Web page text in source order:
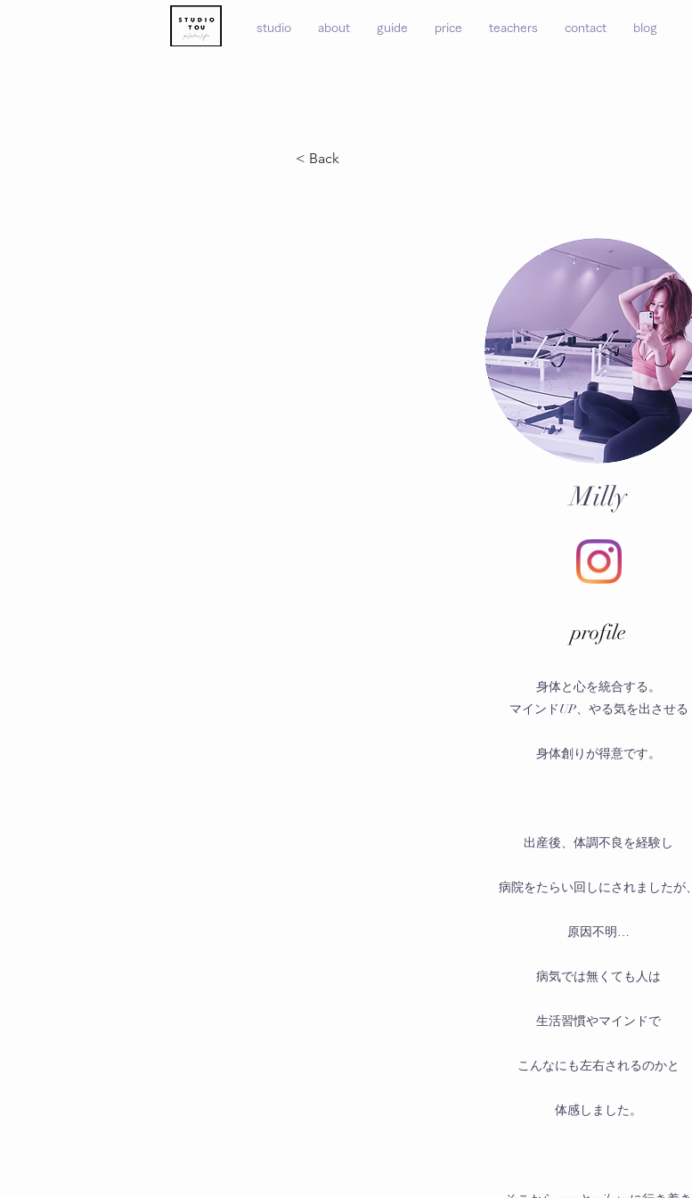
studio about guide price teachers contact blog
< Back
Milly
​profile
身体と心を統合する。
マインドUP、やる気を出させる
身体創りが得意です。
出産後、体調不良を経験し
病院をたらい回しにされましたが、
原因不明…
病気では無くても人は
生活習慣やマインドで
こんなにも左右されるのかと
体感しました。